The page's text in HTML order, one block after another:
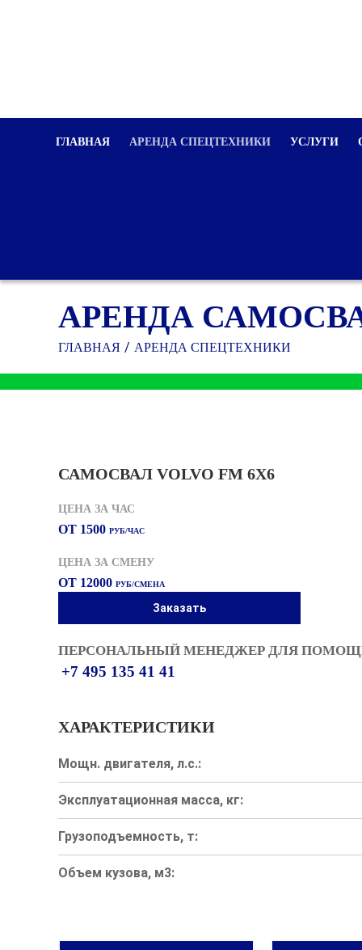
ГЛАВНАЯ АРЕНДА СПЕЦТЕХНИКИ УСЛУГИ
АРЕНДА
ГЛАВНАЯ АРЕНДА СПЕЦТЕХНИКИ
САМОСВАЛ VOLVO FM 6X6
ЦЕНА ЗА ЧАС
ОТ 1500 РУБ/ЧАС
ЦЕНА ЗА СМЕНУ
ОТ 12000 РУБ/СМЕНА
Заказать
ПЕРСОНАЛЬНЫЙ МЕНЕДЖЕР ДЛЯ
+7 495 135 41 41
ХАРАКТЕРИСТИКИ
Мощн. двигателя, л.с.:
Эксплуатационная масса, кг:
Грузоподъемность, т:
Объем кузова, м3: